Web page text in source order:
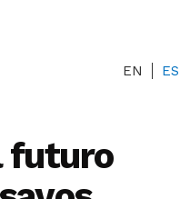
EN ES
futuro